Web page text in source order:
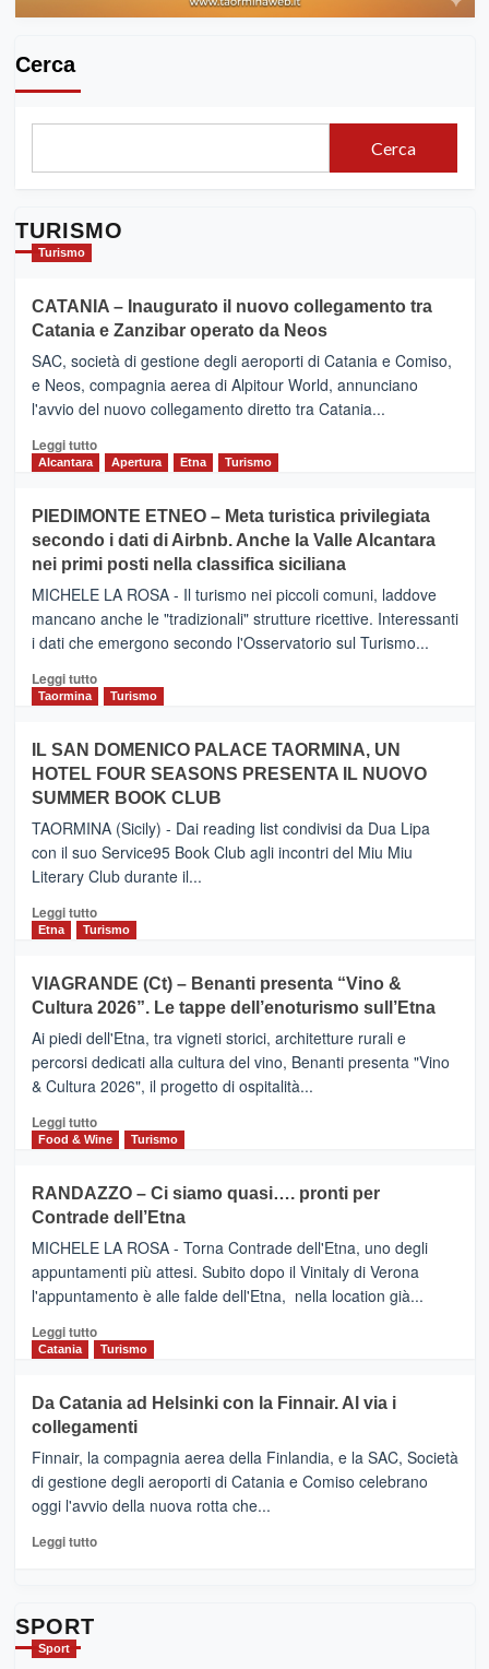
Cerca
Cerca
TURISMO
Turismo
CATANIA – Inaugurato il nuovo collegamento tra
Catania e Zanzibar operato da Neos
SAC, società di gestione degli aeroporti di Catania e Comiso,
e Neos, compagnia aerea di Alpitour World, annunciano
l'avvio del nuovo collegamento diretto tra Catania...
Leggi tuttoLeggi
CATANIA
–
Inaugurato
il
nuovo
collegamento
tra
e
Zanzibar
da
Neos
Alcantara Apertura Etna Turismo
PIEDIMONTE ETNEO – Meta turistica privilegiata
secondo i dati di Airbnb. Anche la Valle Alcantara
nei primi posti nella classifica siciliana
MICHELE LA ROSA - Il turismo nei piccoli comuni, laddove
mancano anche le "tradizionali" strutture ricettive. Interessanti
i dati che emergono secondo l'Osservatorio sul Turismo...
Leggi tuttoLeggi
PIEDIMONTE
ETNEO
–
Meta
turistica
privilegiata
secondo
dati
di
Anche
la
Alcantara
nei
primi
nella
classifica
Taormina Turismo
IL SAN DOMENICO PALACE TAORMINA, UN
HOTEL FOUR SEASONS PRESENTA IL NUOVO
SUMMER BOOK CLUB
TAORMINA (Sicily) - Dai reading list condivisi da Dua Lipa
con il suo Service95 Book Club agli incontri del Miu Miu
Literary Club durante il...
Leggi tuttoLeggi
di
IL
SAN
DOMENICO
PALACE
TAORMINA,
UN
HOTEL
FOUR
IL
NUOVO
SUMMER
CLUB
Etna Turismo
VIAGRANDE (Ct) – Benanti presenta “Vino &
Cultura 2026”. Le tappe dell’enoturismo sull’Etna
Ai piedi dell'Etna, tra vigneti storici, architetture rurali e
percorsi dedicati alla cultura del vino, Benanti presenta "Vino
& Cultura 2026", il progetto di ospitalità...
Leggi tuttoLeggi
di
VIAGRANDE
(Ct)
–
Benanti
presenta
“Vino
&
Cultura
tappe
dell’enoturismo
Food & Wine Turismo
RANDAZZO – Ci siamo quasi…. pronti per
Contrade dell’Etna
MICHELE LA ROSA - Torna Contrade dell'Etna, uno degli
appuntamenti più attesi. Subito dopo il Vinitaly di Verona
l'appuntamento è alle falde dell'Etna, nella location già...
Leggi tuttoLeggi
di
RANDAZZO
–
Ci
siamo
quasi….
pronti
per
Catania Turismo
Da Catania ad Helsinki con la Finnair. Al via i
collegamenti
Finnair, la compagnia aerea della Finlandia, e la SAC, Società
di gestione degli aeroporti di Catania e Comiso celebrano
oggi l'avvio della nuova rotta che...
Leggi tuttoLeggi
SPORT
Sport